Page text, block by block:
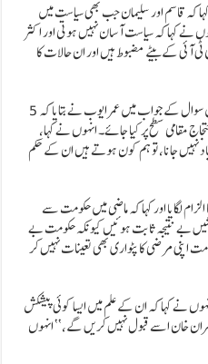
کہ قاسم اور سلیمان جب بھی سیاست میں
نے کہا کہ سیاست آسان نہیں ہوتی اور اکثر
ٹی آئی کے بیٹے مضبوط ہیں اور ان حالات کا
پی ٹی آئی کی احتجاجی حکمت عملی کے بارے میں سوال کے جواب میں عمر ایوب نے بتایا کہ 5
مقامی سطح پر کیا جائے۔ انہوں نے کہا،
نہیں جانا، تو ہم کون ہوتے ہیں ان کے حکم
لگایا اور کہا کہ ماضی میں حکومت سے
بے نتیجہ ثابت ہوئیں کیونکہ حکومت بے
اپنی مرضی کا پٹواری بھی تعینات نہیں کر
نے کہا کہ ان کے علم میں ایسا کوئی پیشکش
خان اسے قبول نہیں کریں گے،‘‘ انہوں